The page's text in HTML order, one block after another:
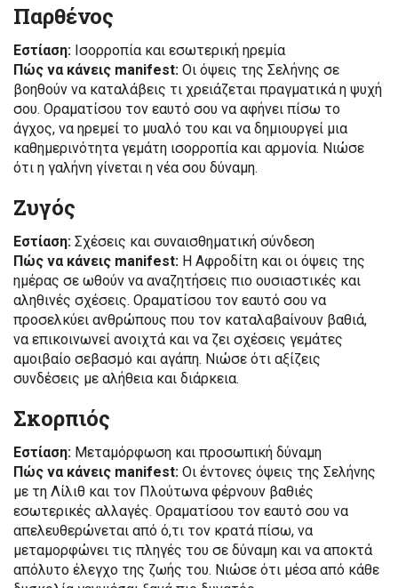
Παρθένος
Εστίαση: Ισορροπία και εσωτερική ηρεμία
Πώς να κάνεις manifest: Οι όψεις της Σελήνης σε
βοηθούν να καταλάβεις τι χρειάζεται πραγματικά η ψυχή
σου. Οραματίσου τον εαυτό σου να αφήνει πίσω το
άγχος, να ηρεμεί το μυαλό του και να δημιουργεί μια
καθημερινότητα γεμάτη ισορροπία και αρμονία. Νιώσε
ότι η γαλήνη γίνεται η νέα σου δύναμη.
Ζυγός
Εστίαση: Σχέσεις και συναισθηματική σύνδεση
Πώς να κάνεις manifest: Η Αφροδίτη και οι όψεις της
ημέρας σε ωθούν να αναζητήσεις πιο ουσιαστικές και
αληθινές σχέσεις. Οραματίσου τον εαυτό σου να
προσελκύει ανθρώπους που τον καταλαβαίνουν βαθιά,
να επικοινωνεί ανοιχτά και να ζει σχέσεις γεμάτες
αμοιβαίο σεβασμό και αγάπη. Νιώσε ότι αξίζεις
συνδέσεις με αλήθεια και διάρκεια.
Σκορπιός
Εστίαση: Μεταμόρφωση και προσωπική δύναμη
Πώς να κάνεις manifest: Οι έντονες όψεις της Σελήνης
με τη Λίλιθ και τον Πλούτωνα φέρνουν βαθιές
εσωτερικές αλλαγές. Οραματίσου τον εαυτό σου να
απελευθερώνεται από ό,τι τον κρατά πίσω, να
μεταμορφώνει τις πληγές του σε δύναμη και να αποκτά
απόλυτο έλεγχο της ζωής του. Νιώσε ότι μέσα από κάθε